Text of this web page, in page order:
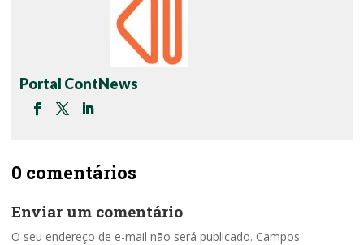
Portal ContNews
0 comentários
Enviar um comentário
O seu endereço de e-mail não será publicado. Campos